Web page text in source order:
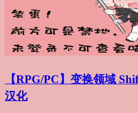
【RPG/PC】变换领域
汉化